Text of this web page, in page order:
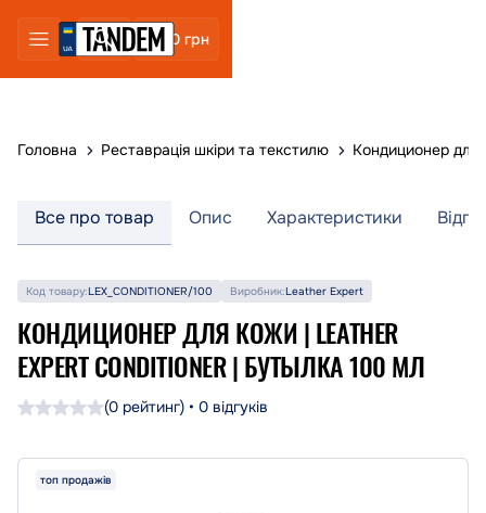
0 грн
Головна Реставрація шкіри та текстилю Кондиционер
Все про товар Опис Характеристики
Код товару:LEX_CONDITIONER/100 Виробник:Leather Expert
КОНДИЦИОНЕР ДЛЯ КОЖИ | LEATHER
EXPERT CONDITIONER | БУТЫЛКА 100 МЛ
(0 рейтинг) • 0 відгуків
топ продажів